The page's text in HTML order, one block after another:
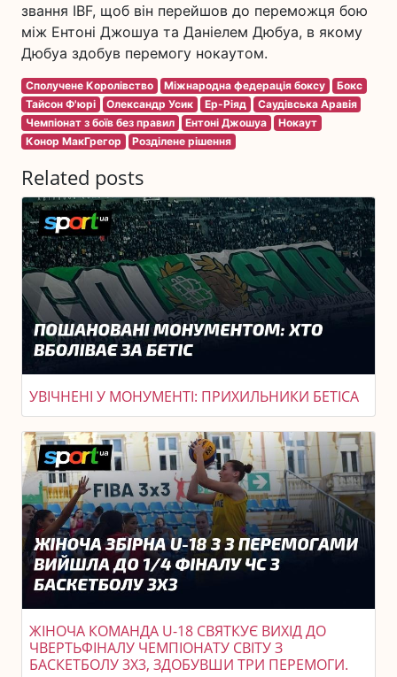
звання IBF, щоб він перейшов до переможця бою
між Ентоні Джошуа та Даніелем Дюбуа, в якому
Дюбуа здобув перемогу нокаутом.
Сполучене Королівство Міжнародна федерація боксу
Бокс
Тайсон Ф'юрі
Олександр Усик Ер-Ріяд
Саудівська Аравія
Чемпіонат з боїв без правил
Ентоні Джошуа
Нокаут
Конор МакГрегор
Розділене рішення
Related posts
УВІЧНЕНІ У МОНУМЕНТІ: ПРИХИЛЬНИКИ БЕТІСА
ЖІНОЧА КОМАНДА U-18 СВЯТКУЄ ВИХІД ДО
ЧВЕРТЬФІНАЛУ ЧЕМПІОНАТУ СВІТУ З
БАСКЕТБОЛУ 3X3, ЗДОБУВШИ ТРИ ПЕРЕМОГИ.